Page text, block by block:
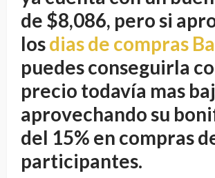
de $8,086, pero si
losdias de compras
puedes conseguirla
precio todavía mas
aprovechando su
del 15% en compras
participantes.